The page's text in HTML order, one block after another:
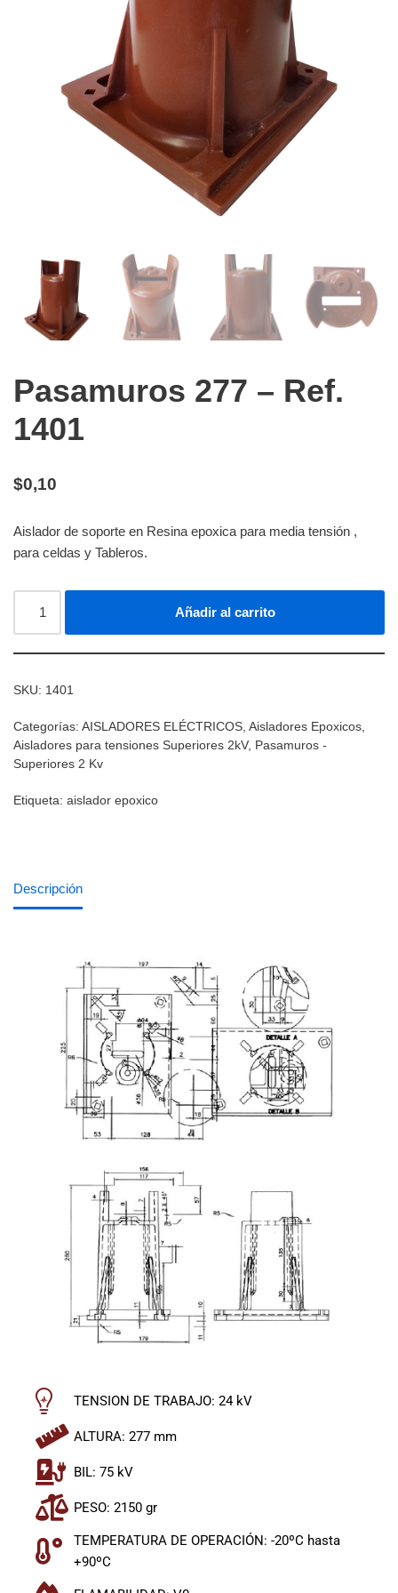
Pasamuros 277 – Ref.
1401
$0,10
Aislador de soporte en Resina epoxica para media tensión ,
para celdas y Tableros.
Añadir al carrito
SKU: 1401
Categorías: AISLADORES ELÉCTRICOS Aisladores Epoxicos
Aisladores para tensiones Superiores 2kV, Pasamuros -
Superiores 2 Kv
Etiqueta: aislador epoxico
Descripción
TENSION DE TRABAJO: 24 kV
ALTURA: 277 mm
BIL: 75 kV
PESO: 2150 gr
TEMPERATURA DE OPERACIÓN: -20ºC hasta
+90ºC